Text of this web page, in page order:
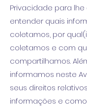
Privacidade para lhe
entender quais
coletamos, por
coletamos e com
compartilhamos.
informamos neste
seus direitos
informações e